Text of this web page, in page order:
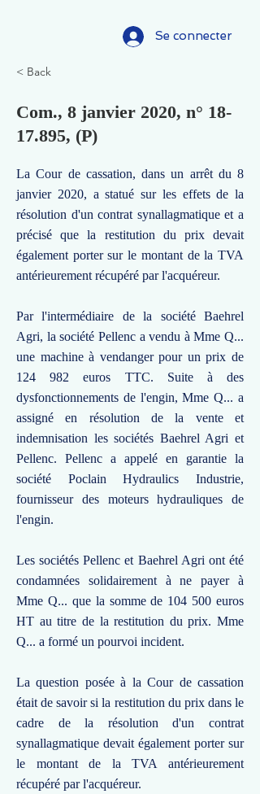
Se connecter
< Back
Com., 8 janvier 2020, n° 18-
17.895, (P)
La Cour de cassation, dans un arrêt du 8
janvier 2020, a statué sur les effets de la
résolution d'un contrat synallagmatique et a
précisé que la restitution du prix devait
également porter sur le montant de la TVA
antérieurement récupéré par l'acquéreur.
Par l'intermédiaire de la société Baehrel
Agri, la société Pellenc a vendu à Mme Q...
une machine à vendanger pour un prix de
124 982 euros TTC. Suite à des
dysfonctionnements de l'engin, Mme Q... a
assigné en résolution de la vente et
indemnisation les sociétés Baehrel Agri et
Pellenc. Pellenc a appelé en garantie la
société Poclain Hydraulics Industrie,
fournisseur des moteurs hydrauliques de
l'engin.
Les sociétés Pellenc et Baehrel Agri ont été
condamnées solidairement à ne payer à
Mme Q... que la somme de 104 500 euros
HT au titre de la restitution du prix. Mme
Q... a formé un pourvoi incident.
La question posée à la Cour de cassation
était de savoir si la restitution du prix dans le
cadre de la résolution d'un contrat
synallagmatique devait également porter sur
le montant de la TVA antérieurement
récupéré par l'acquéreur.